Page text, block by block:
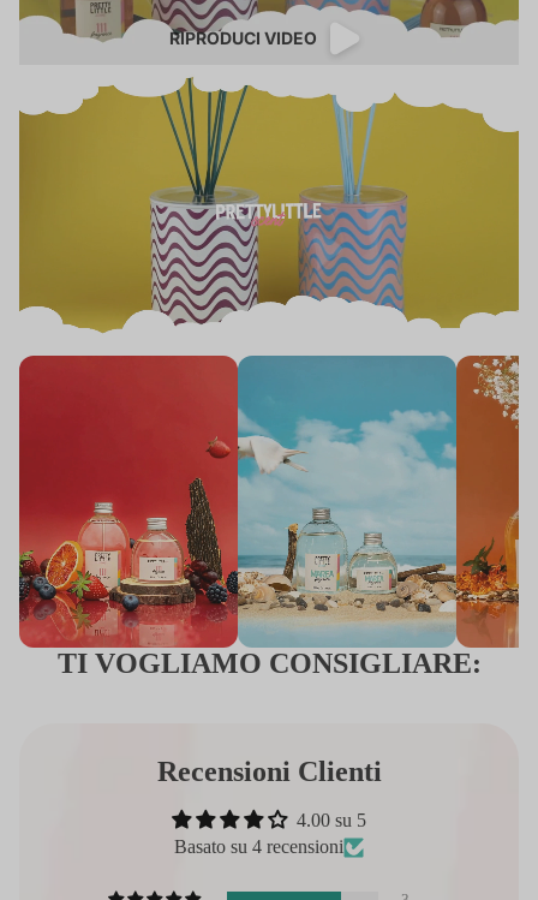
RIPRODUCI VIDEO
TI VOGLIAMO CONSIGLIARE:
Recensioni Clienti
4.00 su 5
Basato su 4 recensioni